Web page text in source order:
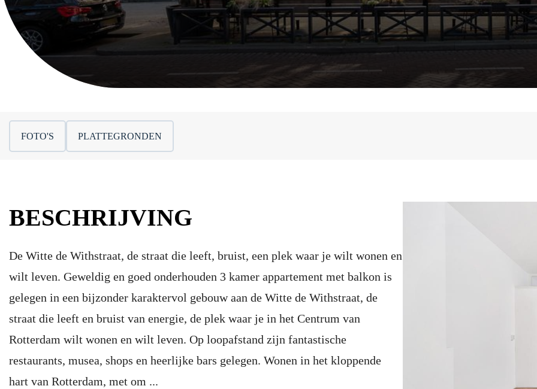
FOTO'S PLATTEGRONDEN
BESCHRIJVING
De Witte de Withstraat, de straat die leeft, bruist, een plek waar je wilt wonen en
wilt leven. Geweldig en goed onderhouden 3 kamer appartement met balkon is
gelegen in een bijzonder karaktervol gebouw aan de Witte de Withstraat, de
straat die leeft en bruist van energie, de plek waar je in het Centrum van
Rotterdam wilt wonen en wilt leven. Op loopafstand zijn fantastische
restaurants, musea, shops en heerlijke bars gelegen. Wonen in het kloppende
hart van Rotterdam, met om ...